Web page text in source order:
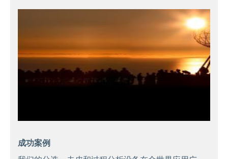
成功案例